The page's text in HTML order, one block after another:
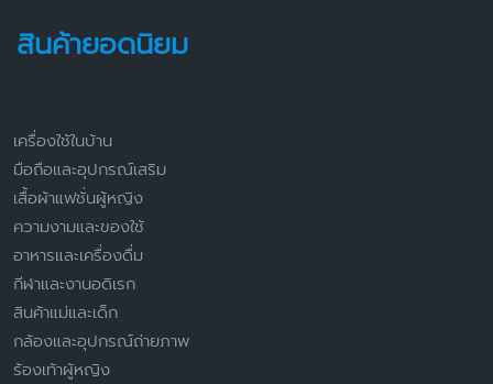
สินค้ายอดนิยม
เครื่องใช้ในบ้าน
มือถือและอุปกรณ์เสริม
เสื้อผ้าแฟชั่นผู้หญิง
ความงามและของใช้
อาหารและเครื่องดื่ม
กีฬาและงานอดิเรก
สินค้าแม่และเด็ก
กล้องและอุปกรณ์ถ่ายภาพ
ร้องเท้าผู้หญิง